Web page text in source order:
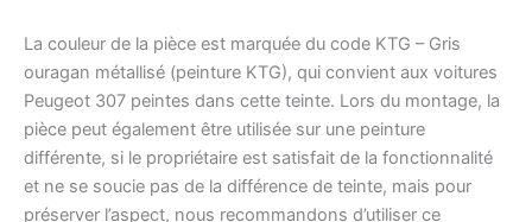
La couleur de la pièce est marquée du code KTG – Gris
ouragan métallisé (peinture KTG), qui convient aux voitures
Peugeot 307 peintes dans cette teinte. Lors du montage, la
pièce peut également être utilisée sur une peinture
différente, si le propriétaire est satisfait de la fonctionnalité
et ne se soucie pas de la différence de teinte, mais pour
préserver l’aspect, nous recommandons d’utiliser ce